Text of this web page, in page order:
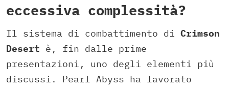
eccessiva complessità?
Il sistema di combattimento di Crimson
Desert è, fin dalle prime
presentazioni, uno degli elementi più
discussi. Pearl Abyss ha lavorato